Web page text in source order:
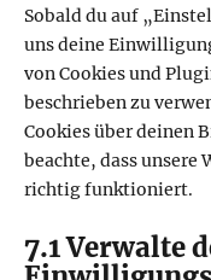
Sobald du auf
uns deine
von Cookies und
beschrieben zu
Cookies über deinen
beachte, dass unsere
richtig funktioniert.
7.1 Verwalte